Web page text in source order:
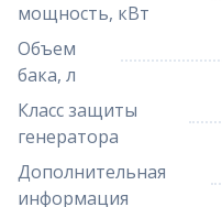
мощность, кВт
Объем
бака, л
Класс защиты
генератора
Дополнительная
информация